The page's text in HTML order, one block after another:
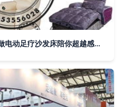
足浴体验新境界，江润定做电动足疗沙发床陪你超越感官极限